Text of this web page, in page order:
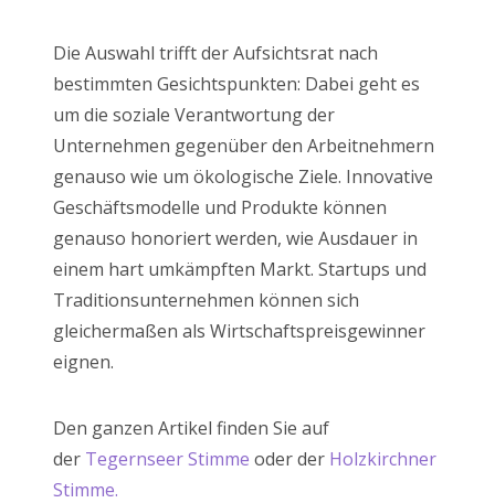
Die Auswahl trifft der Aufsichtsrat nach
bestimmten Gesichtspunkten: Dabei geht es
um die soziale Verantwortung der
Unternehmen gegenüber den Arbeitnehmern
genauso wie um ökologische Ziele. Innovative
Geschäftsmodelle und Produkte können
genauso honoriert werden, wie Ausdauer in
einem hart umkämpften Markt. Startups und
Traditionsunternehmen können sich
gleichermaßen als Wirtschaftspreisgewinner
eignen.
Den ganzen Artikel finden Sie auf
der Tegernseer Stimme oder der Holzkirchner
Stimme.